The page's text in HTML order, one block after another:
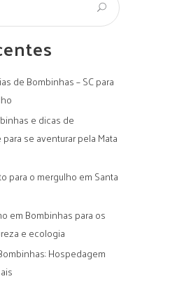
de Bombinhas – SC para
e dicas de
se aventurar pela Mata
para o mergulho em Santa
em Bombinhas para os
e ecologia
Hospedagem